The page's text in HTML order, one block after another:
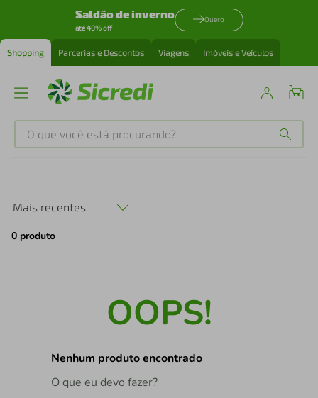
Saldão de inverno
até 40% off
Quero
Shopping Parcerias e Descontos Viagens Imóveis e Veículos
O que você está procurando?
Mais recentes
0 produto
OOPS!
Nenhum produto encontrado
O que eu devo fazer?
2º
iphone